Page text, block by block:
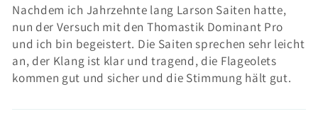
Nachdem ich Jahrzehnte lang Larson Saiten hatte,
nun der Versuch mit den Thomastik Dominant Pro
und ich bin begeistert. Die Saiten sprechen sehr leicht
an, der Klang ist klar und tragend, die Flageolets
kommen gut und sicher und die Stimmung hält gut.